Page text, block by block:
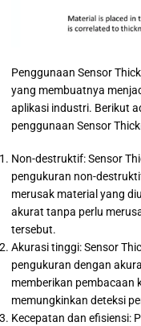
Penggunaan Sensor
yang membuatnya
aplikasi industri. Berikut
penggunaan Sensor
Non-destruktif: Sensor
pengukuran non-
merusak material yang
akurat tanpa perlu
tersebut.
Akurasi tinggi: Sensor
pengukuran dengan
memberikan pembacaan
memungkinkan deteksi
Kecepatan dan efisiensi: